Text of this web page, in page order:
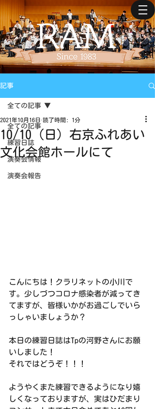
記事
全ての記事
練習日誌
演奏会情報
演奏会報告
全ての記事
10/10（日）右京ふれあい
文化会館ホールにて
2021年10月16日 読了時間: 1分
こんにちは！クラリネットの小川で
す。少しづつコロナ感染者が減ってき
てますが、皆様いかがお過ごしでいら
っしゃいましょうか？
本日の練習日誌はTpの河野さんにお願
いしました！
それではどうぞ！！！
ようやくまた練習できるようになり嬉
しくなっておりますが、実はひだまり